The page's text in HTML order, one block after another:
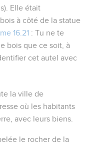
). Elle était
à côté de la statue
16.21 : Tu ne te
bois que ce soit, à
cet autel avec
la ville de
où les habitants
avec leurs biens.
le rocher de la